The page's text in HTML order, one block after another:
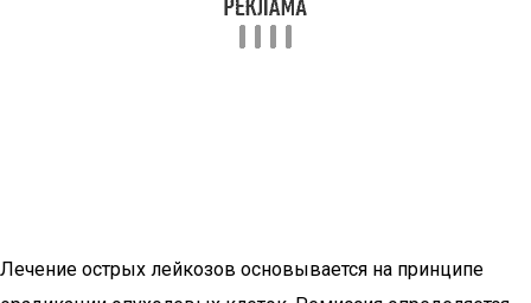
Лечение острых лейкозов основывается на принципе